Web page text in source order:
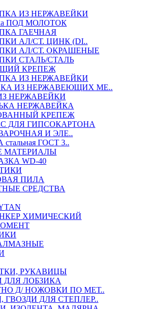
ИЗ НЕРЖАВЕЙКИ
ПОД МОЛОТОК
ГАЕЧНАЯ
АЛ/СТ. ЦИНК (DI..
АЛ/СТ. ОКРАШЕНЫЕ
СТАЛЬ/СТАЛЬ
КРЕПЕЖ
ИЗ НЕРЖАВЕЙКИ
ИЗ НЕРЖАВЕЮЩИХ МЕ..
НЕРЖАВЕЙКИ
НЕРЖАВЕЙКА
КРЕПЕЖ
ДЛЯ ГИПСОКАРТОНА
И ЭЛЕ..
ГОСТ 3..
МАТЕРИАЛЫ
WD-40
ПИЛА
СРЕДСТВА
ХИМИЧЕСКИЙ
РУКАВИЦЫ
ДЛЯ ЛОБЗИКА
Д/ НОЖОВКИ ПО МЕТ..
ГВОЗДИ ДЛЯ СТЕПЛЕР..